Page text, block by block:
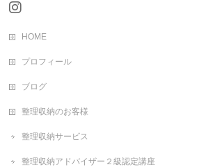
HOME
プロフィール
ブログ
整理収納のお客様
整理収納サービス
整理収納アドバイザー２級認定講座